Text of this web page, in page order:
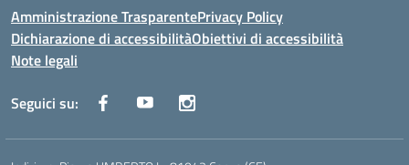
Amministrazione TrasparentePrivacy Policy
Dichiarazione di accessibilitàObiettivi di accessibilità
Note legali
Seguici su: